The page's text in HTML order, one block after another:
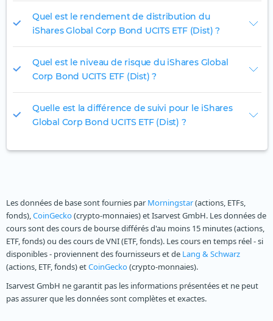
Quel est le rendement de distribution du
iShares Global Corp Bond UCITS ETF (Dist) ?
Quel est le niveau de risque du iShares Global
Corp Bond UCITS ETF (Dist) ?
Quelle est la différence de suivi pour le iShares
Global Corp Bond UCITS ETF (Dist) ?
Les données de base sont fournies par Morningstar(actions, ETFs,
fonds),CoinGecko(crypto-monnaies) et Isarvest GmbH. Les données de
cours sont des cours de bourse différés d'au moins 15 minutes (actions,
ETF, fonds) ou des cours de VNI (ETF, fonds). Les cours en temps réel - si
disponibles - proviennent des fournisseurs et de Lang & Schwarz
(actions, ETF, fonds) etCoinGecko(crypto-monnaies).
Isarvest GmbH ne garantit pas les informations présentées et ne peut
pas assurer que les données sont complètes et exactes.